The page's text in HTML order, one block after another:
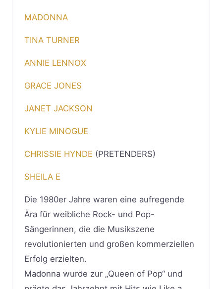
MADONNA
TINA TURNER
ANNIE LENNOX
GRACE JONES
JANET JACKSON
KYLIE MINOGUE
CHRISSIE HYNDE (PRETENDERS)
SHEILA E
Die 1980er Jahre waren eine aufregende
Ära für weibliche Rock- und Pop-
Sängerinnen, die die Musikszene
revolutionierten und großen kommerziellen
Erfolg erzielten.
Madonna wurde zur „Queen of Pop“ und